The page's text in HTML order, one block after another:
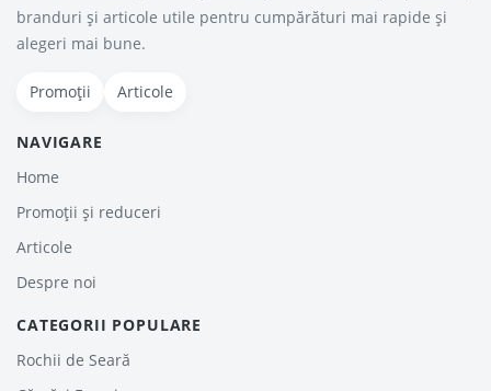
branduri și articole utile pentru cumpărături mai rapide și
alegeri mai bune.
Promoții Articole
NAVIGARE
Home
Promoții și reduceri
Articole
Despre noi
CATEGORII POPULARE
Rochii de Seară